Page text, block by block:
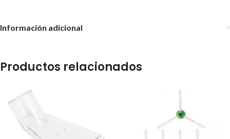
Información adicional
Productos relacionados